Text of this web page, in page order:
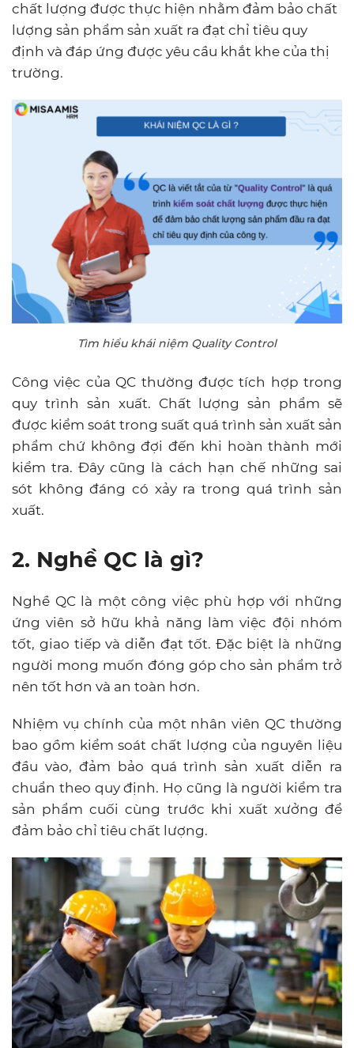
chất lượng được thực hiện nhằm đảm bảo chất
lượng sản phẩm sản xuất ra đạt chỉ tiêu quy
định và đáp ứng được yêu cầu khắt khe của thị
trường.
Tìm hiểu khái niệm Quality Control
Công việc của QC thường được tích hợp trong
quy trình sản xuất. Chất lượng sản phẩm sẽ
được kiểm soát trong suất quá trình sản xuất sản
phẩm chứ không đợi đến khi hoàn thành mới
kiểm tra. Đây cũng là cách hạn chế những sai
sót không đáng có xảy ra trong quá trình sản
xuất.
2. Nghề QC là gì?
Nghề QC là một công việc phù hợp với những
ứng viên sở hữu khả năng làm việc đội nhóm
tốt, giao tiếp và diễn đạt tốt. Đặc biệt là những
người mong muốn đóng góp cho sản phẩm trở
nên tốt hơn và an toàn hơn.
Nhiệm vụ chính của một nhân viên QC thường
bao gồm kiểm soát chất lượng của nguyên liệu
đầu vào, đảm bảo quá trình sản xuất diễn ra
chuẩn theo quy định. Họ cũng là người kiểm tra
sản phẩm cuối cùng trước khi xuất xưởng để
đảm bảo chỉ tiêu chất lượng.